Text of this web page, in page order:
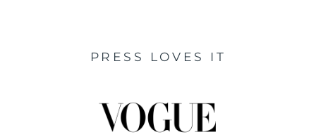
PRESS LOVES IT